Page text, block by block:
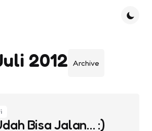
Archive
2012
Bisa Jalan… :)